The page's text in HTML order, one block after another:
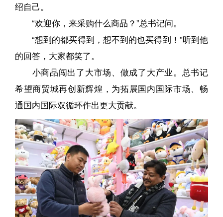
绍自己。
“欢迎你，来采购什么商品？”总书记问。
“想到的都买得到，想不到的也买得到！”听到他
的回答，大家都笑了。
小商品闯出了大市场、做成了大产业。总书记
希望商贸城再创新辉煌，为拓展国内国际市场、畅
通国内国际双循环作出更大贡献。